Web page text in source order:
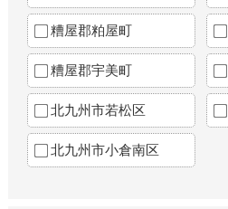
糟屋郡粕屋町
糟屋郡宇美町
北九州市若松区
北九州市小倉南区